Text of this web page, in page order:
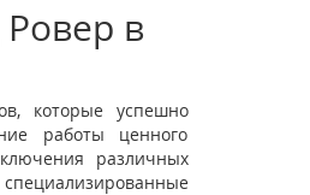
в
которые успешно
работы ценного
различных